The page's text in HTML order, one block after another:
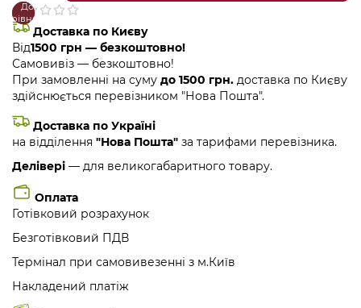
В
закладки
До
Доставка по Києву
Від1500 грн — безкоштовно!
Самовивіз — безкоштовно!
При замовленні на суму до 1500 грн. доставка по Києву
здійснюється перевізником "Нова Пошта".
Доставка по Україні
на відділення "Нова Пошта" за тарифами перевізника.
Делівері — для великогабаритного товару.
Оплата
Готівковий розрахунок
Безготівковий ПДВ
Термінал при самовивезенні з м.Київ
Накладений платіж